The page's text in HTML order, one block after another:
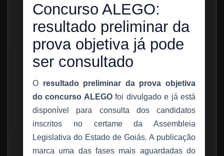
Concurso ALEGO:
resultado preliminar da
prova objetiva já pode
ser consultado
O resultado preliminar da prova objetiva
do concurso ALEGOfoi divulgado e já está
disponível para consulta dos candidatos
inscritos no certame da Assembleia
Legislativa do Estado de Goiás. A publicação
marca uma das fases mais aguardadas do